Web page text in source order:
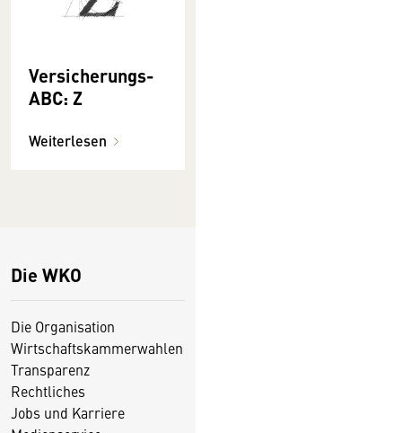
Versicherungs-
ABC: Z
Weiterlesen
Die WKO
Die Organisation
Wirtschaftskammerwahlen
Transparenz
Rechtliches
Jobs und Karriere